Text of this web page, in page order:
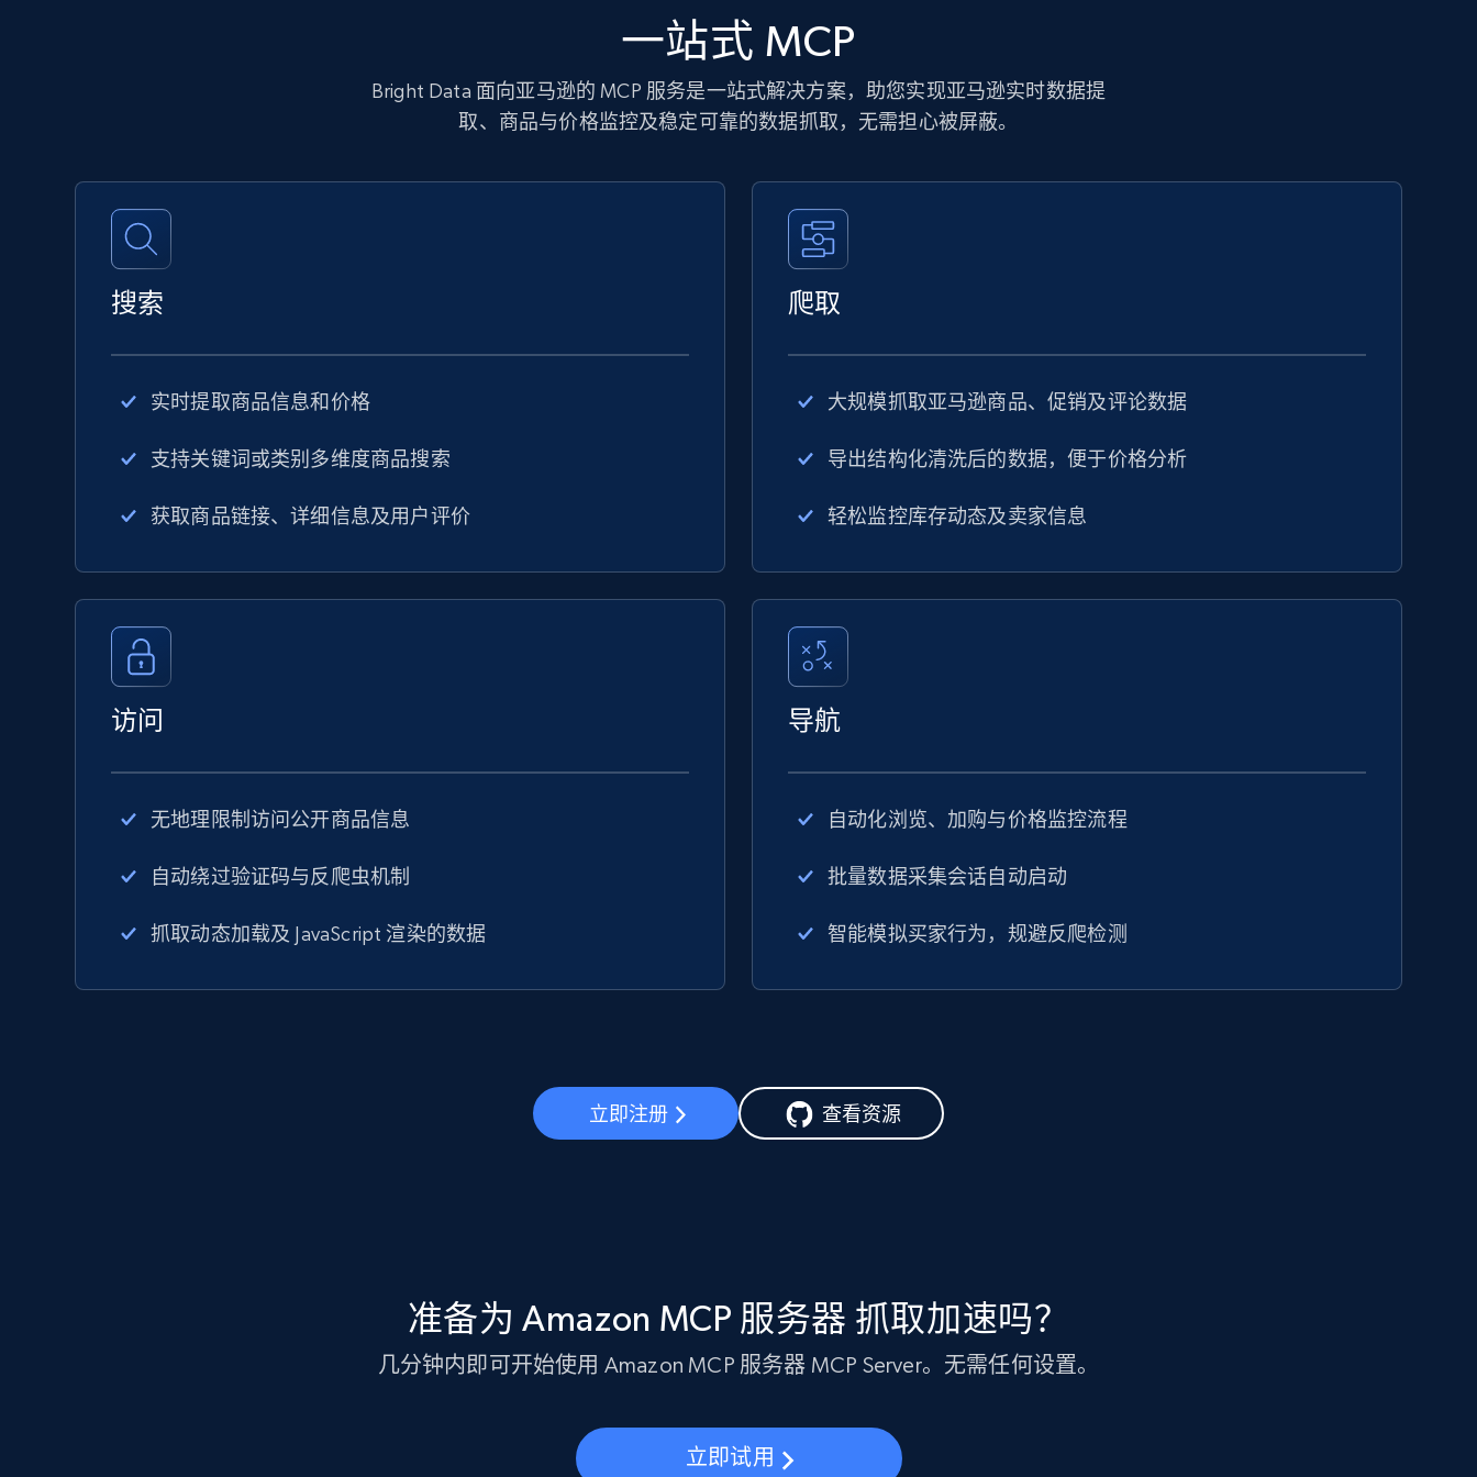
一站式 MCP
Bright Data 面向亚马逊的 MCP 服务是一站式解决方案，助您实现亚马逊实时数据提
取、商品与价格监控及稳定可靠的数据抓取，无需担心被屏蔽。
搜索
实时提取商品信息和价格
支持关键词或类别多维度商品搜索
获取商品链接、详细信息及用户评价
爬取
大规模抓取亚马逊商品、促销及评论数据
导出结构化清洗后的数据，便于价格分析
轻松监控库存动态及卖家信息
访问
无地理限制访问公开商品信息
自动绕过验证码与反爬虫机制
抓取动态加载及 JavaScript 渲染的数据
导航
自动化浏览、加购与价格监控流程
批量数据采集会话自动启动
智能模拟买家行为，规避反爬检测
立即注册 查看资源
准备为 Amazon MCP 服务器 抓取加速吗？
几分钟内即可开始使用 Amazon MCP 服务器 MCP Server。无需任何设置。
立即试用